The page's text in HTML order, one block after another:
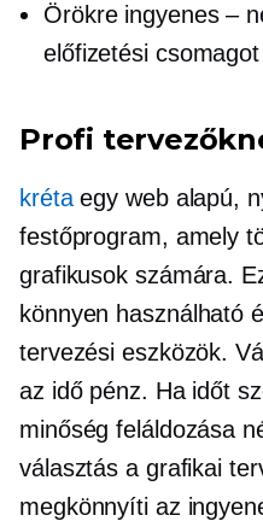
Örökre ingyenes –
előfizetési
Profi
krétaegy web alapú,
festőprogram, amely
grafikusok számára.
könnyen használható
tervezési eszközök.
az idő pénz. Ha időt
minőség feláldozása
választás a grafikai
megkönnyíti az